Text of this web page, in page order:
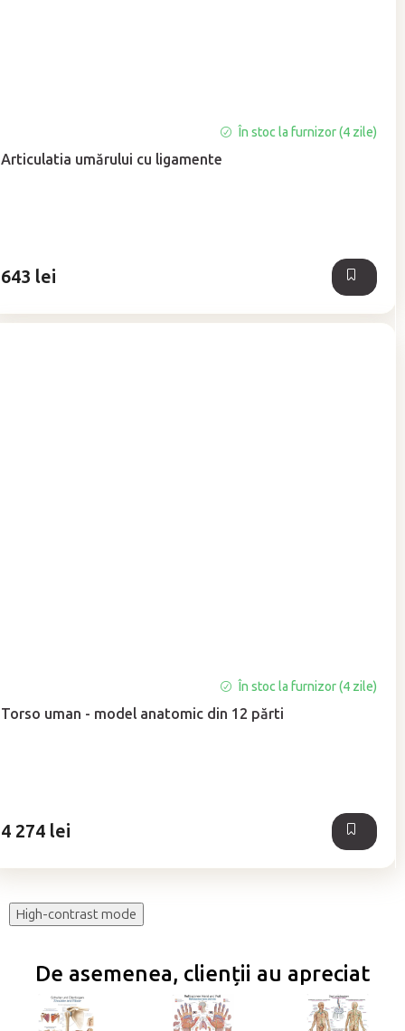
Articulatia umărului cu ligamente
În stoc la furnizor (4 zile)
643 lei
Torso uman - model anatomic din 12 părti
În stoc la furnizor (4 zile)
4 274 lei
High-contrast mode
De asemenea, clienții au apreciat